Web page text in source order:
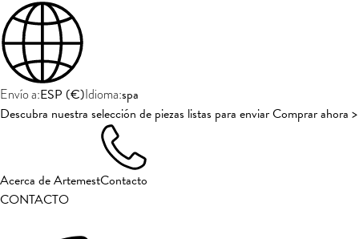
Envío a:ESP (€)Idioma:spa
Descubra nuestra selección de piezas listas para enviar Comprar ahora >
Acerca de ArtemestContacto
CONTACTO